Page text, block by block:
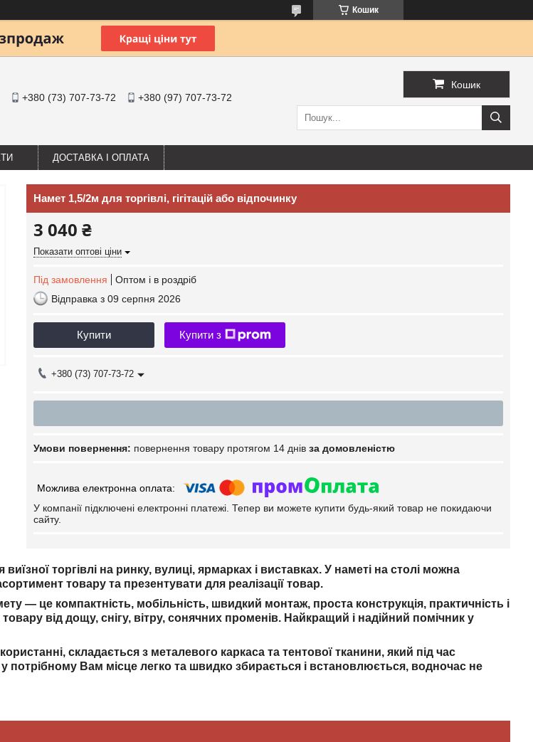
Кошик
+380 (73) 707-73-72 +380 (97) 707-73-72
Кошик
ДОСТАВКА І ОПЛАТА
Намет 1,5/2м для торгівлі, гігітацій або відпочинку
3 040 ₴
Показати оптові ціни
Під замовлення
Оптом і в роздріб
Відправка з 09 серпня 2026
Купити Купити з
+380 (73) 707-73-72
повернення товару протягом 14 днів за домовленістю
У компанії підключені електронні платежі. Тепер ви можете купити будь-який товар не покидаючи
сайту.
торгівлі на ринку, вулиці, ярмарках і виставках. У наметі на столі можна
товару та презентувати для реалізації товар.
— це компактність, мобільність, швидкий монтаж, проста конструкція, практичність і
товару від дощу, снігу, вітру, сонячних променів. Найкращий і надійний помічник у
складається з металевого каркаса та тентової тканини, який під час
потрібному Вам місце легко та швидко збирається і встановлюється, водночас не